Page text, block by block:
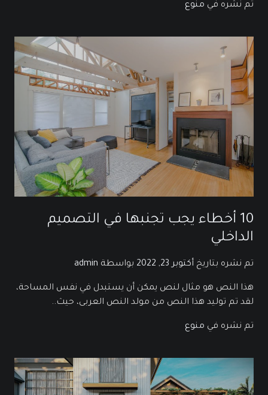
تم نشره في منوع
10 أخطاء يجب تجنبها في التصميم
الداخلي
تم نشره بتاريخ أكتوبر 23, 2022 بواسطة admin
هذا النص هو مثال لنص يمكن أن يستبدل في نفس المساحة،
لقد تم توليد هذا النص من مولد النص العربى، حيث..
تم نشره في منوع